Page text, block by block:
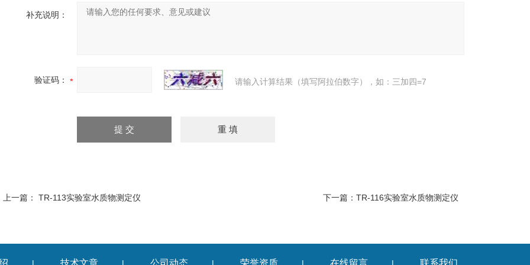
补充说明：
验证码： 请输入计算结果（填写阿拉伯数字），如：三加四=7
上一篇： TR-113实验室水质物测定仪 下一篇： TR-116实验室水质物测定仪
技术文章 公司动态 荣誉资质 在线留言 联系我们